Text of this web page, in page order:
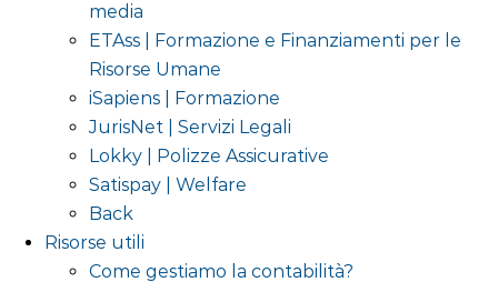
media
ETAss | Formazione e Finanziamenti per le
Risorse Umane
iSapiens | Formazione
JurisNet | Servizi Legali
Lokky | Polizze Assicurative
Satispay | Welfare
Back
Risorse utili
Come gestiamo la contabilità?